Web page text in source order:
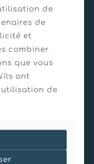
de
de
et
combiner
que vous
ont
de